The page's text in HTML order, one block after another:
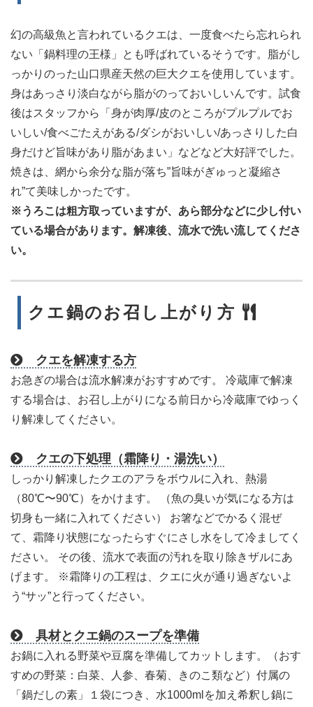
幻の高級魚と言われているクエは、一度食べたら忘れられ
ない「鍋料理の王様」とも呼ばれているそうです。脂がし
っかりのった山口県産天然の巨大クエを使用しています。
身はあっさり淡白ながら脂がのっておいしいんです。試食
後はスタッフから「身が肉厚/皮のところがプルプルでお
いしい/食べごたえがある/ダシがおいしい/あっさりした白
身だけど旨味があり脂があまい」などなど大好評でした。
焼きは、網から余分な脂が落ち”旨味がぎゅっと凝縮さ
れ”て美味しかったです。
※うろこは粗方取っていますが、あら部分などに少し付い
ている場合があります。解凍後、流水で洗い流してくださ
い。
クエ鍋のお召し上がり方
クエを解凍する方
お急ぎの場合は流水解凍がおすすめです。 冷蔵庫で解凍
する場合は、お召し上がりになる前日から冷蔵庫でゆっく
り解凍してください。
クエの下処理（霜降り・湯洗い）
しっかり解凍したクエのアラをボウルに入れ、熱湯
（80℃〜90℃）をかけます。 （魚の臭いが気になる方は
切身も一緒に入れてください） お箸などでかるく混ぜ
て、霜降り状態になったらすぐにさし水をして冷ましてく
ださい。 その後、流水で表面の汚れを取り除きザルにあ
げます。 ※霜降りの工程は、クエに火が通り過ぎないよ
う“サッ”と行ってください。
具材とクエ鍋のスープを準備
お鍋に入れる野菜や豆腐を準備してカットします。（おす
すめの野菜：白菜、人参、春菊、きのこ類など）付属の
「鍋だしの素」１袋につき、水1000mlを加え希釈し鍋に